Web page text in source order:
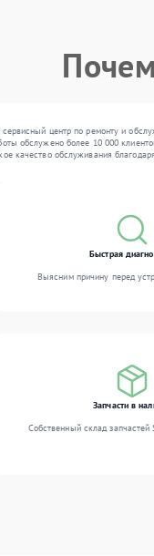
центр по ремонту и
обслужено более 10 000
качество обслуживания
Быстрая
Выясним причину перед
Запчасти в
Собственный склад